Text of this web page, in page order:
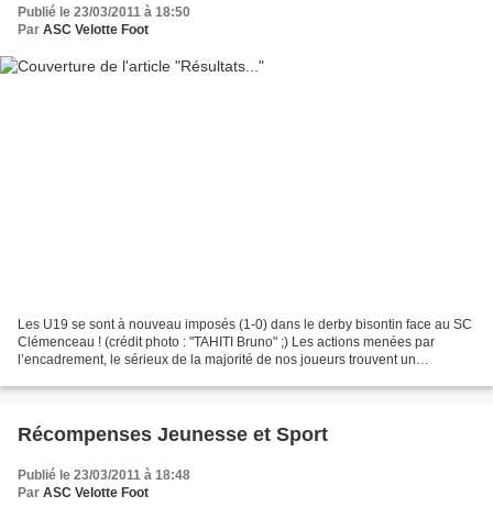
Publié le 23/03/2011 à 18:50
Par ASC Velotte Foot
Les U19 se sont à nouveau imposés (1-0) dans le derby bisontin face au SC
Clémenceau ! (crédit photo : "TAHITI Bruno" ;) Les actions menées par
l’encadrement, le sérieux de la majorité de nos joueurs trouvent un
Récompenses Jeunesse et Sport
Publié le 23/03/2011 à 18:48
Par ASC Velotte Foot